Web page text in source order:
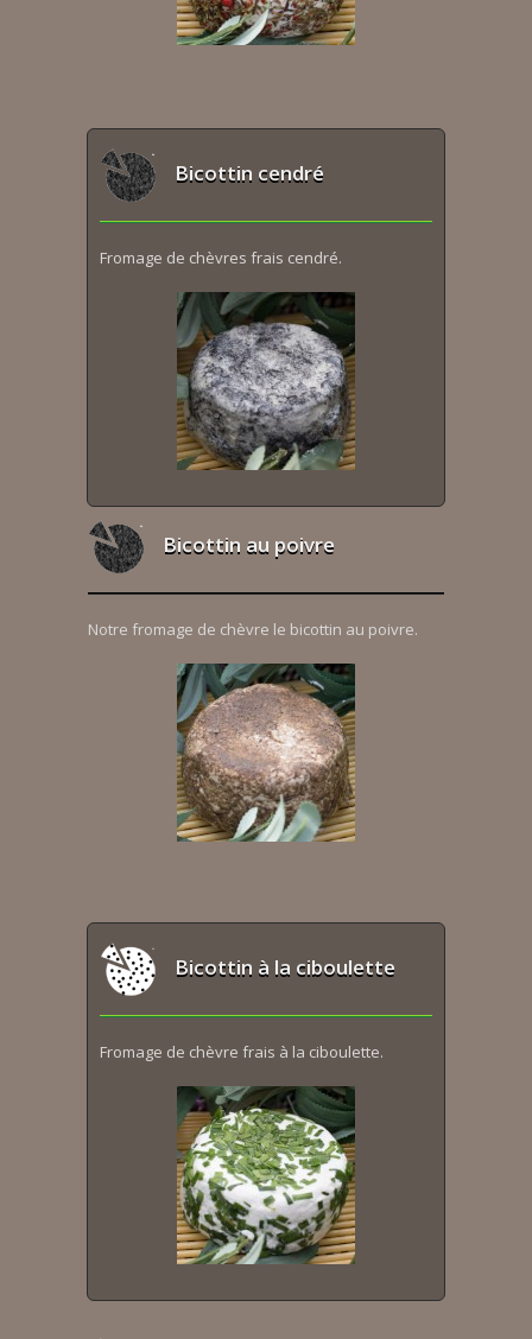
Bicottin cendré
Fromage de chèvres frais cendré.
Bicottin au poivre
Notre fromage de chèvre le bicottin au poivre.
Bicottin à la ciboulette
Fromage de chèvre frais à la ciboulette.